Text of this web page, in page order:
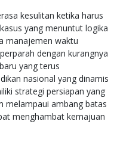
kesulitan ketika harus
yang menuntut logika
manajemen waktu
dengan kurangnya
yang terus
nasional yang dinamis
strategi persiapan yang
melampaui ambang batas
menghambat kemajuan